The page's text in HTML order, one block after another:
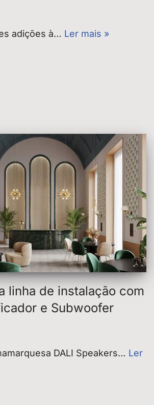
adições à… Ler mais »
linha de instalação com
e Subwoofer
DALI Speakers… Ler